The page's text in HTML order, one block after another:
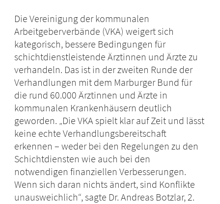
Die Vereinigung der kommunalen
Arbeitgeberverbände (VKA) weigert sich
kategorisch, bessere Bedingungen für
schichtdienstleistende Ärztinnen und Ärzte zu
verhandeln. Das ist in der zweiten Runde der
Verhandlungen mit dem Marburger Bund für
die rund 60.000 Ärztinnen und Ärzte in
kommunalen Krankenhäusern deutlich
geworden. „Die VKA spielt klar auf Zeit und lässt
keine echte Verhandlungsbereitschaft
erkennen – weder bei den Regelungen zu den
Schichtdiensten wie auch bei den
notwendigen finanziellen Verbesserungen.
Wenn sich daran nichts ändert, sind Konflikte
unausweichlich“, sagte Dr. Andreas Botzlar, 2.